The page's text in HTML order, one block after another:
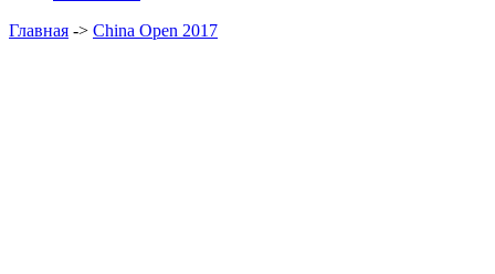
Главная -> China Open 2017